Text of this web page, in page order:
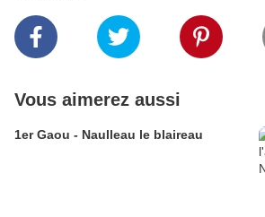
Vous aimerez aussi
1er Gaou - Naulleau le blaireau